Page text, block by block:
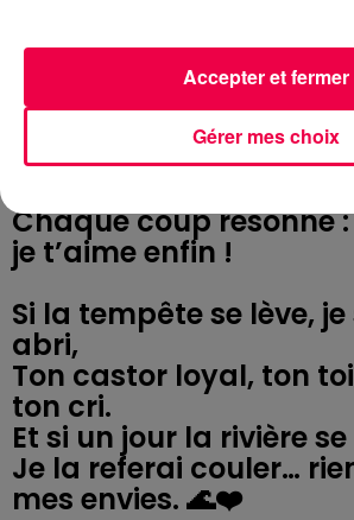
digues d’espoir,
Pour que jamais ne
nectar de ton regard.
Mon cœur bat comme
Chaque coup résonne
je t’aime enfin !
Si la tempête se lève,
abri,
Ton castor loyal, ton
ton cri.
Et si un jour la rivière
Je la referai couler…
mes envies. 🌊❤️
Gérer mes choix
Accepter et fermer